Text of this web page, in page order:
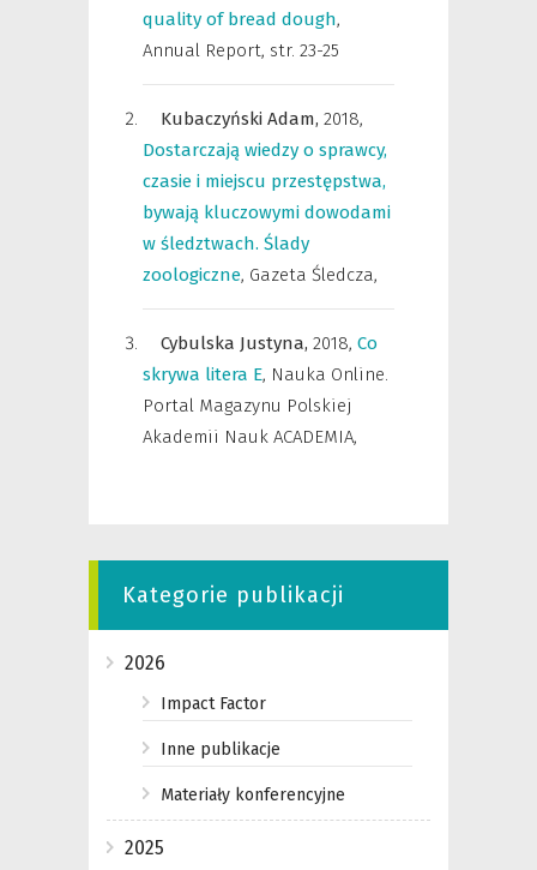
quality of bread dough,
Annual Report, str. 23-25
Kubaczyński Adam, 2018,
Dostarczają wiedzy o sprawcy,
czasie i miejscu przestępstwa,
bywają kluczowymi dowodami
w śledztwach. Ślady
zoologiczne, Gazeta Śledcza,
Cybulska Justyna, 2018, Co
skrywa litera E, Nauka Online.
Portal Magazynu Polskiej
Akademii Nauk ACADEMIA,
Kategorie publikacji
2026
Impact Factor
Inne publikacje
Materiały konferencyjne
2025